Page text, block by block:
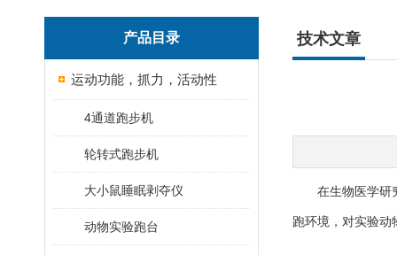
产品目录
运动功能，抓力，活动性
4通道跑步机
轮转式跑步机
大小鼠睡眠剥夺仪
动物实验跑台
技术文章
在生物医学研究
跑环境，对实验动